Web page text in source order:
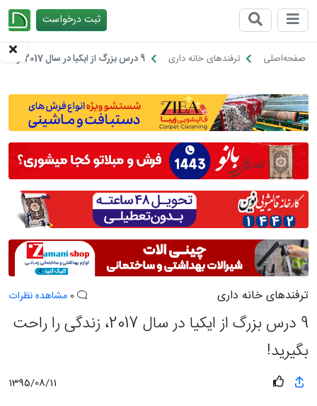
ثبت درخواست
صفحه‌اصلی ترفندهای خانه داری 9 درس بزرگ از ایکیا در سال 2017، زندگی را راحت بگیرید!
ترفندهای خانه داری مشاهده نظرات
9 درس بزرگ از ایکیا در سال 2017، زندگی را راحت
بگیرید!
1395/08/11